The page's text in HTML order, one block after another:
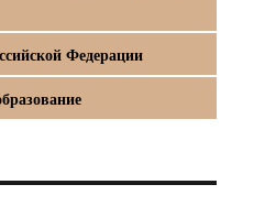
Федерации